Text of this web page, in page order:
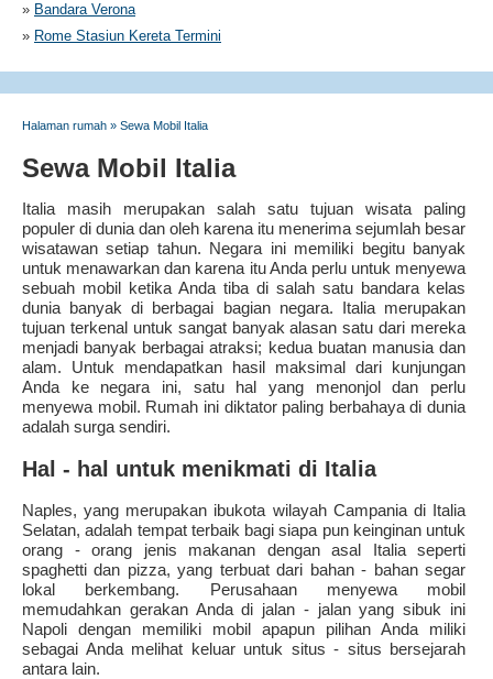
» Bandara Verona
» Rome Stasiun Kereta Termini
Halaman rumah » Sewa Mobil Italia
Sewa Mobil Italia
Italia masih merupakan salah satu tujuan wisata paling
populer di dunia dan oleh karena itu menerima sejumlah besar
wisatawan setiap tahun. Negara ini memiliki begitu banyak
untuk menawarkan dan karena itu Anda perlu untuk menyewa
sebuah mobil ketika Anda tiba di salah satu bandara kelas
dunia banyak di berbagai bagian negara. Italia merupakan
tujuan terkenal untuk sangat banyak alasan satu dari mereka
menjadi banyak berbagai atraksi; kedua buatan manusia dan
alam. Untuk mendapatkan hasil maksimal dari kunjungan
Anda ke negara ini, satu hal yang menonjol dan perlu
menyewa mobil. Rumah ini diktator paling berbahaya di dunia
adalah surga sendiri.
Hal - hal untuk menikmati di Italia
Naples, yang merupakan ibukota wilayah Campania di Italia
Selatan, adalah tempat terbaik bagi siapa pun keinginan untuk
orang - orang jenis makanan dengan asal Italia seperti
spaghetti dan pizza, yang terbuat dari bahan - bahan segar
lokal berkembang. Perusahaan menyewa mobil
memudahkan gerakan Anda di jalan - jalan yang sibuk ini
Napoli dengan memiliki mobil apapun pilihan Anda miliki
sebagai Anda melihat keluar untuk situs - situs bersejarah
antara lain.